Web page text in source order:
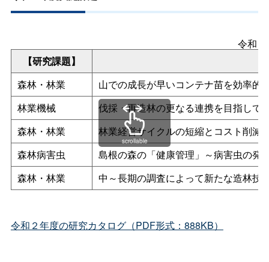
令和
【研究課題】
森林・林業
山での成長が早いコンテナ苗を効率的
林業機械
伐採・再造林の更なる連携を目指して
森林・林業
林業経営サイクルの短縮とコスト削減
森林病害虫
島根の森の「健康管理」～病害虫の発
森林・林業
中～長期の調査によって新たな造林技
scrollable
令和２年度の研究カタログ（PDF形式：888KB）